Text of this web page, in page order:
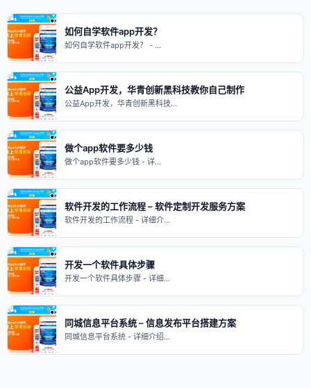
如何自学软件app开发？
如何自学软件app开发？ - …
公益App开发，华青创新黑科技教你自己制作
公益App开发，华青创新黑科技…
做个app软件要多少钱
做个app软件要多少钱 - 详…
软件开发的工作流程 – 软件定制开发服务方案
软件开发的工作流程 - 详细介…
开发一个软件具体步骤
开发一个软件具体步骤 - 详细…
同城信息平台系统 – 信息发布平台搭建方案
同城信息平台系统 - 详细介绍…